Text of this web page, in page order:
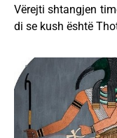
Vërejti shtangjen
di se kush është